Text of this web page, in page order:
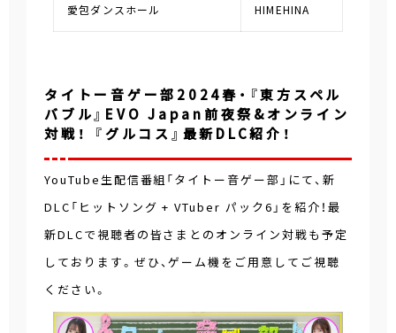
愛包ダンスホール HIMEHINA
タイトー音ゲー部2024春・『東方スペル
バブル』EVO Japan前夜祭&オンライン
対戦！ 『グルコス』最新DLC紹介！
YouTube生配信番組「タイトー音ゲー部」にて、新
DLC「ヒットソング + VTuber パック6」を紹介！最
新DLCで視聴者の皆さまとのオンライン対戦も予定
しております。ぜひ、ゲーム機をご用意してご視聴
ください。